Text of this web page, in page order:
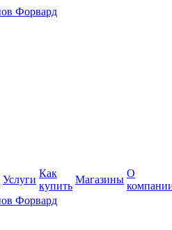
Услуги
Как
купить
Магазины
О